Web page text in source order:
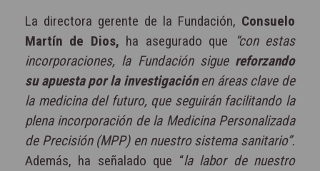
La directora gerente de la Fundación, Consuelo
Martín de Dios, ha asegurado que
“con estas
incorporaciones, la Fundación sigue reforzando
su apuesta por la investigaciónen áreas clave de
la medicina del futuro, que seguirán facilitando la
plena incorporación de la Medicina Personalizada
de Precisión (MPP) en nuestro sistema sanitario”.
Además, ha señalado que “la labor de nuestro